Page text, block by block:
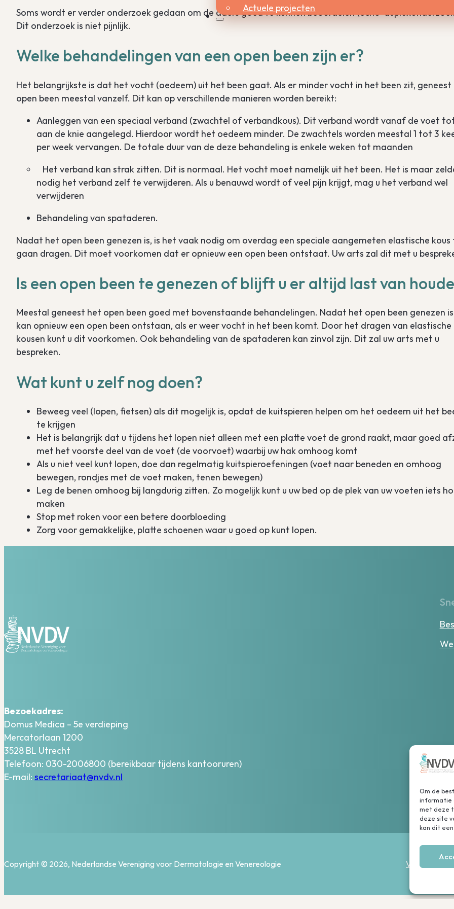
Om de
informatie
met deze
deze site
kan dit
Actuele projecten
Soms wordt er verder onderzoek gedaan om de aders goed te kunnen beoordelen (echo-
Dit onderzoek is niet pijnlijk.
Welke behandelingen van een open been zijn er?
Het belangrijkste is dat het vocht (oedeem) uit het been gaat. Als er minder vocht in het been zit, geneest
open been meestal vanzelf. Dit kan op verschillende manieren worden bereikt:
Aanleggen van een speciaal verband (zwachtel of verbandkous). Dit verband wordt vanaf de voet
aan de knie aangelegd. Hierdoor wordt het oedeem minder. De zwachtels worden meestal 1 tot 3
per week vervangen. De totale duur van de deze behandeling is enkele weken tot maanden
Het verband kan strak zitten. Dit is normaal. Het vocht moet namelijk uit het been. Het is maar
nodig het verband zelf te verwijderen. Als u benauwd wordt of veel pijn krijgt, mag u het verband wel
verwijderen
Behandeling van spataderen.
Nadat het open been genezen is, is het vaak nodig om overdag een speciale aangemeten elastische kous
gaan dragen. Dit moet voorkomen dat er opnieuw een open been ontstaat. Uw arts zal dit met u
Is een open been te genezen of blijft u er altijd last van
Meestal geneest het open been goed met bovenstaande behandelingen. Nadat het open been genezen
kan opnieuw een open been ontstaan, als er weer vocht in het been komt. Door het dragen van elastische
kousen kunt u dit voorkomen. Ook behandeling van de spataderen kan zinvol zijn. Dit zal uw arts met u
bespreken.
Wat kunt u zelf nog doen?
Beweeg veel (lopen, fietsen) als dit mogelijk is, opdat de kuitspieren helpen om het oedeem uit het
te krijgen
Het is belangrijk dat u tijdens het lopen niet alleen met een platte voet de grond raakt, maar goed
met het voorste deel van de voet (de voorvoet) waarbij uw hak omhoog komt
Als u niet veel kunt lopen, doe dan regelmatig kuitspieroefeningen (voet naar beneden en omhoog
bewegen, rondjes met de voet maken, tenen bewegen)
Leg de benen omhoog bij langdurig zitten. Zo mogelijk kunt u uw bed op de plek van uw voeten iets
maken
Stop met roken voor een betere doorbloeding
Zorg voor gemakkelijke, platte schoenen waar u goed op kunt lopen.
Bezoekadres:
Domus Medica – 5e verdieping
Mercatorlaan 1200
3528 BL Utrecht
Telefoon: 030-2006800 (bereikbaar tijdens kantooruren)
E-mail: secretariaat@nvdv.nl
Copyright © 2026, Nederlandse Vereniging voor Dermatologie en Venereologie Voorwaarden